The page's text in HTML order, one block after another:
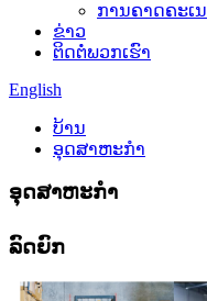
ການຄາດຄະເນ
ຂ່າວ
ຕິດ​ຕໍ່​ພວກ​ເຮົາ
English
ບ້ານ
ອຸດສາຫະກໍາ
ອຸດສາຫະກໍາ
ລົດຍົກ